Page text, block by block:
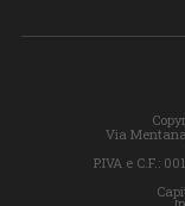
Via
P.IVA e C.F.: